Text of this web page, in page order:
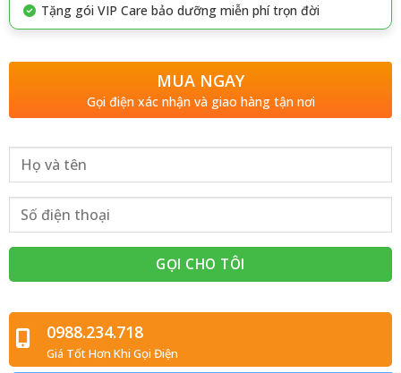
Tặng gói VIP Care bảo dưỡng miễn phí trọn đời
MUA NGAY
Gọi điện xác nhận và giao hàng tận nơi
0988.234.718
Giá Tốt Hơn Khi Gọi Điện